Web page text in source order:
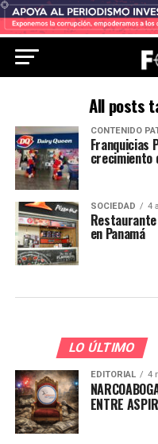
All posts
CONTENIDO
Franquicias
crecimiento
SOCIEDAD 4
en Panamá
LO ÚLTIMO
EDITORIAL 4
ENTRE